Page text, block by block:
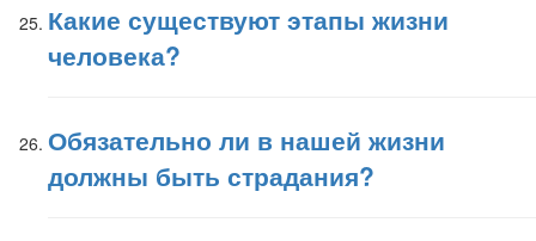
Какие существуют этапы жизни
человека?
Обязательно ли в нашей жизни
должны быть страдания?